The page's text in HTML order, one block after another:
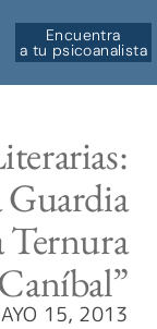
Encuentra
a tu psicoanalista
Guardia
Ternura
15, 2013